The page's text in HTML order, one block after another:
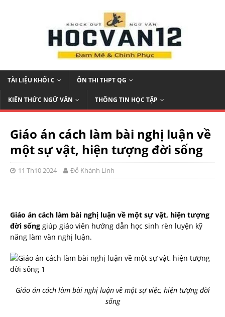
TÀI LIỆU KHỐI C ÔN THI THPT QG
KIẾN THỨC NGỮ VĂN THÔNG TIN HỌC TẬP
Giáo án cách làm bài nghị luận về
một sự vật, hiện tượng đời sống
11 Th10 2024 Đỗ Khánh Linh
Giáo án cách làm bài nghị luận về một sự vật, hiện tượng
đời sống giúp giáo viên hướng dẫn học sinh rèn luyện kỹ
năng làm văn nghị luận.
Giáo án cách làm bài nghị luận về một sự việc, hiện tượng đời
sống